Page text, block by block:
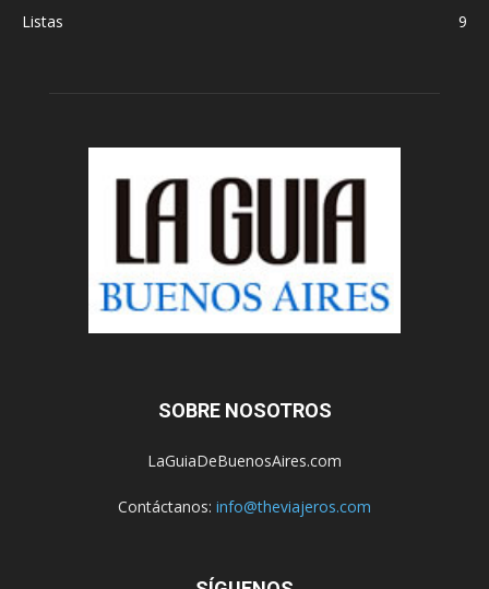
Listas
9
SOBRE NOSOTROS
LaGuiaDeBuenosAires.com
Contáctanos: info@theviajeros.com